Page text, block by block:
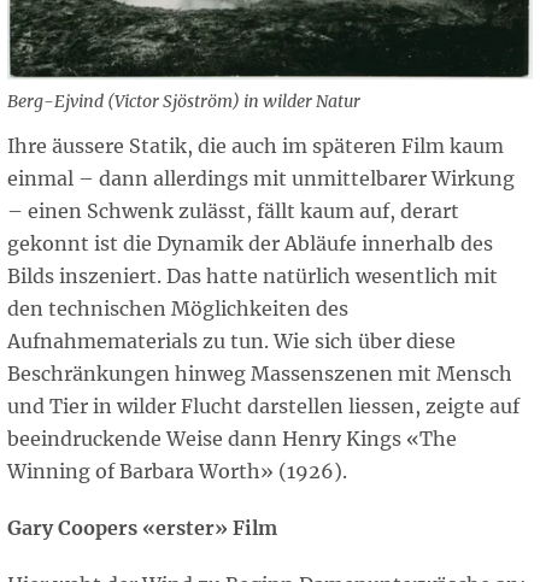
Berg-Ejvind (Victor Sjöström) in wilder Natur
Ihre äussere Statik, die auch im späteren Film kaum
einmal – dann allerdings mit unmittelbarer Wirkung
– einen Schwenk zulässt, fällt kaum auf, derart
gekonnt ist die Dynamik der Abläufe innerhalb des
Bilds inszeniert. Das hatte natürlich wesentlich mit
den technischen Möglichkeiten des
Aufnahmematerials zu tun. Wie sich über diese
Beschränkungen hinweg Massenszenen mit Mensch
und Tier in wilder Flucht darstellen liessen, zeigte auf
beeindruckende Weise dann Henry Kings «The
Winning of Barbara Worth» (1926).
Gary Coopers «erster» Film